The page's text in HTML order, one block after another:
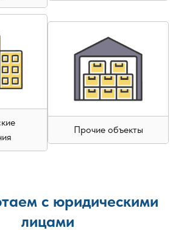
Прочие объекты
с юридическими
лицами